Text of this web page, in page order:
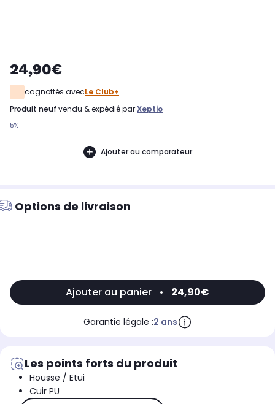
24,90€
cagnottés avecLe Club+
produit neuf vendu & expédié parXeptio
5%
Ajouter au comparateur
Options de livraison
Ajouter au panier • 24,90€
Garantie légale :2 ans
Les points forts du produit
Housse / Etui
Cuir PU